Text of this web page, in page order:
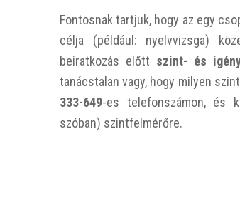
Fontosnak tartjuk, hogy az egy
célja (például: nyelvvizsga)
beiratkozás előtt szint- és
tanácstalan vagy, hogy milyen
333-649-es telefonszámon, és
szóban) szintfelmérőre.